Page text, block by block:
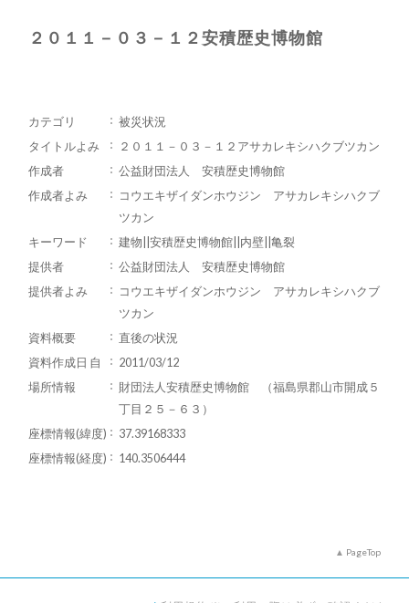
２０１１－０３－１２安積歴史博物館
カテゴリ
被災状況
タイトルよみ
２０１１－０３－１２アサカレキシハクブツカン
作成者
公益財団法人 安積歴史博物館
作成者よみ
コウエキザイダンホウジン アサカレキシハクブ
ツカン
キーワード
建物||安積歴史博物館||内壁||亀裂
提供者
公益財団法人 安積歴史博物館
提供者よみ
コウエキザイダンホウジン アサカレキシハクブ
ツカン
資料概要
直後の状況
資料作成日 自
2011/03/12
場所情報
財団法人安積歴史博物館 （福島県郡山市開成５
丁目２５－６３）
座標情報(緯度)
37.39168333
座標情報(経度)
140.3506444
PageTop